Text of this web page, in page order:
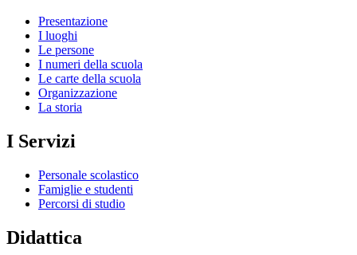
Presentazione
I luoghi
Le persone
I numeri della scuola
Le carte della scuola
Organizzazione
La storia
I Servizi
Personale scolastico
Famiglie e studenti
Percorsi di studio
Didattica